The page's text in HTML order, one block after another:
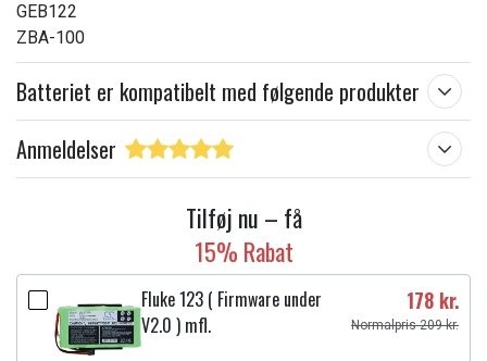
GEB122
ZBA-100
Batteriet er kompatibelt med følgende produkter
Anmeldelser
Tilføj nu – få
15% Rabat
Fluke 123 ( Firmware under
V2.0 ) mfl.
178 kr.
Normalpris 209 kr.